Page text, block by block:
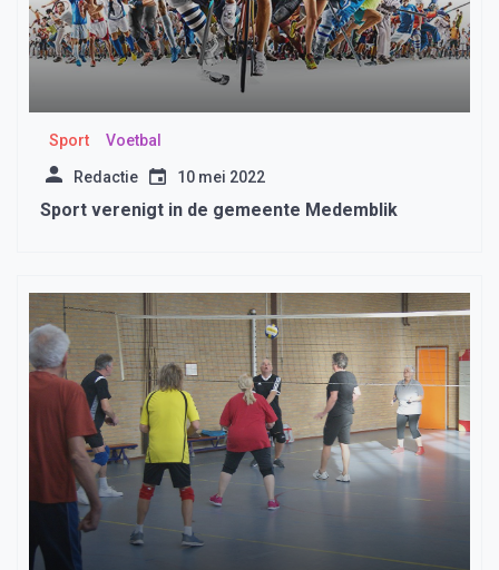
Sport Voetbal
Redactie 10 mei 2022
Sport verenigt in de gemeente Medemblik